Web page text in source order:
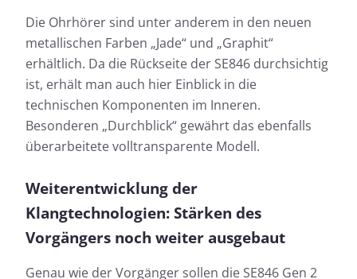
Die Ohrhörer sind unter anderem in den neuen
metallischen Farben „Jade“ und „Graphit“
erhältlich. Da die Rückseite der SE846 durchsichtig
ist, erhält man auch hier Einblick in die
technischen Komponenten im Inneren.
Besonderen „Durchblick“ gewährt das ebenfalls
überarbeitete volltransparente Modell.
Weiterentwicklung der
Klangtechnologien: Stärken des
Vorgängers noch weiter ausgebaut
Genau wie der Vorgänger sollen die SE846 Gen 2